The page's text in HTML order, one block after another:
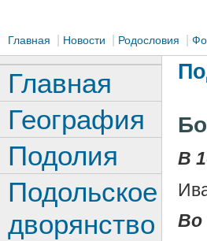
Главная Новости Родословия
В
Во
Главная
География
Подолия
Подольское
дворянство